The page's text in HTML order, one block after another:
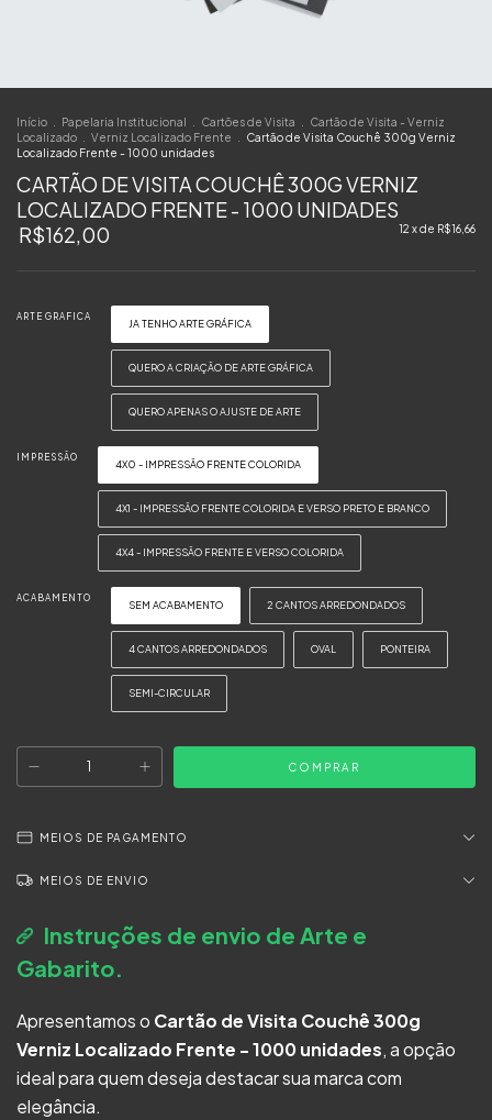
Início Papelaria Institucional Cartões de Visita
Cartão de Visita - Verniz
Localizado
Verniz Localizado Frente
Cartão de Visita Couchê 300g Verniz
Localizado Frente - 1000 unidades
CARTÃO DE VISITA COUCHÊ 300G VERNIZ
LOCALIZADO FRENTE - 1000 UNIDADES
R$162,00
12 x de R$16,66
ARTE GRAFICA
JA TENHO ARTE GRÁFICA
QUERO A CRIAÇÃO DE ARTE GRÁFICA
QUERO APENAS O AJUSTE DE ARTE
IMPRESSÃO
4X0 - IMPRESSÃO FRENTE COLORIDA
4X1 - IMPRESSÃO FRENTE COLORIDA E VERSO PRETO E BRANCO
4X4 - IMPRESSÃO FRENTE E VERSO COLORIDA
ACABAMENTO
SEM ACABAMENTO 2 CANTOS ARREDONDADOS
4 CANTOS ARREDONDADOS OVAL PONTEIRA
SEMI-CIRCULAR
MEIOS DE PAGAMENTO
MEIOS DE ENVIO
Instruções de envio de Arte e
Gabarito.
Apresentamos o Cartão de Visita Couchê 300g
Verniz Localizado Frente - 1000 unidades, a opção
ideal para quem deseja destacar sua marca com
elegância.